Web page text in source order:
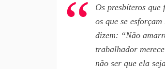
Os presbíteros que
os que se
dizem: “Não
trabalhador
não ser que ela